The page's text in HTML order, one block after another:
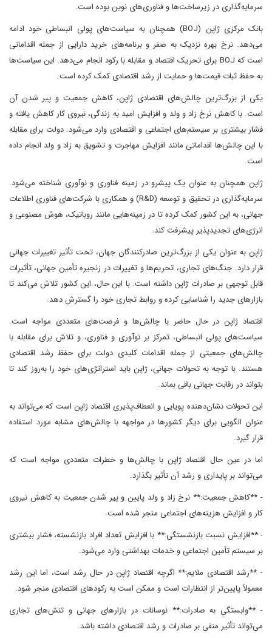
سرمایه‌گذاری در زیرساخت‌ها و فناوری‌های نوین بوده است.
بانک مرکزی ژاپن (BOJ) همچنان به سیاست‌های پولی انبساطی خود ادامه
می‌دهد. نرخ بهره نزدیک به صفر و برنامه‌های خرید دارایی از جمله اقداماتی
است که BOJ برای تحریک اقتصاد و مقابله با رکود انجام می‌دهد. این سیاست‌ها
به حفظ ثبات قیمت‌ها و حمایت از رشد اقتصادی کمک کرده است.
یکی از بزرگ‌ترین چالش‌های اقتصادی ژاپن، کاهش جمعیت و پیر شدن آن
است. با کاهش نرخ زاد و ولد و افزایش امید به زندگی، نیروی کار کاهش یافته و
فشار بیشتری بر سیستم‌های اجتماعی و اقتصادی وارد می‌شود. دولت برای مقابله
با این چالش‌ها اقداماتی مانند افزایش مهاجرت و تشویق به زاد و ولد انجام داده
است.
ژاپن همچنان به عنوان یک پیشرو در زمینه فناوری و نوآوری شناخته می‌شود.
سرمایه‌گذاری در تحقیق و توسعه (R&D) و همکاری با شرکت‌های فناوری اطلاعات
جهانی، به این کشور کمک کرده تا در زمینه‌هایی مانند روباتیک، هوش مصنوعی و
انرژی‌های تجدیدپذیر پیشرفت کند.
ژاپن به عنوان یکی از بزرگ‌ترین صادرکنندگان جهان، تحت تأثیر تغییرات جهانی
قرار دارد. جنگ‌های تجاری، تحریم‌ها و تغییرات در زنجیره تأمین جهانی، تأثیرات
قابل توجهی بر صادرات ژاپن داشته است. با این حال، این کشور تلاش می‌کند تا
بازارهای جدید را شناسایی کرده و روابط تجاری خود را گسترش دهد.
اقتصاد ژاپن در حال حاضر با چالش‌ها و فرصت‌های متعددی مواجه است.
سیاست‌های پولی انبساطی، تمرکز بر نوآوری و فناوری، و تلاش برای مقابله با
چالش‌های جمعیتی از جمله اقدامات کلیدی دولت برای حفظ رشد اقتصادی
هستند. با توجه به تحولات جهانی، ژاپن باید استراتژی‌های خود را به‌روز کند تا
بتواند در رقابت جهانی باقی بماند.
این تحولات نشان‌دهنده پویایی و انعطاف‌پذیری اقتصاد ژاپن است که می‌تواند به
عنوان الگویی برای دیگر کشورها در مواجهه با چالش‌های مشابه مورد استفاده
قرار گیرد.
اما در عین حال اقتصاد ژاپن با چالش‌ها و خطرات متعددی مواجه است که
می‌تواند بر پایداری و رشد آن تأثیر بگذارد.
- **کاهش جمعیت:** نرخ زاد و ولد پایین و پیر شدن جمعیت به کاهش نیروی
کار و افزایش هزینه‌های اجتماعی منجر شده است.
- **افزایش نسبت بازنشستگی:** با افزایش تعداد افراد بازنشسته، فشار بیشتری
بر سیستم تأمین اجتماعی و خدمات بهداشتی وارد می‌شود.
- **رشد اقتصادی ملایم:** اگرچه اقتصاد ژاپن در حال رشد است، اما این رشد
معمولاً پایین‌تر از انتظارات است و ممکن است به رکودهای اقتصادی منجر شود.
- **وابستگی به صادرات:** نوسانات در بازارهای جهانی و تنش‌های تجاری
می‌تواند تأثیر منفی بر صادرات و رشد اقتصادی داشته باشد.